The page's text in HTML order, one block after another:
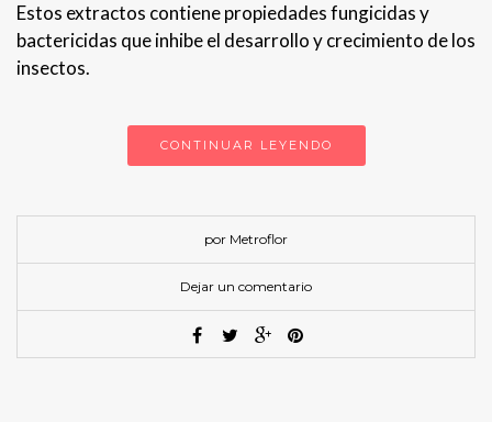
Estos extractos contiene propiedades fungicidas y
bactericidas que inhibe el desarrollo y crecimiento de los
insectos.
CONTINUAR LEYENDO
por Metroflor
Dejar un comentario